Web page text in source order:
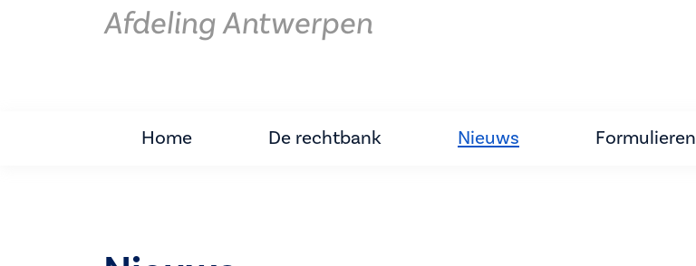
Afdeling Antwerpen
Home De rechtbank Nieuws Formulieren